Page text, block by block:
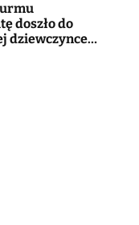
doszło do
dziewczynce.